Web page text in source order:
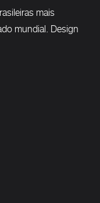
mais
mundial. Design